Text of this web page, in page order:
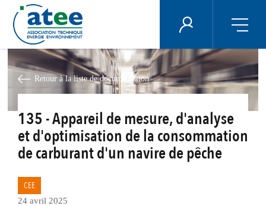
au
contenu
principal
ÉNERGIE PLUS
Retour à la liste de documentation
135 - Appareil de mesure, d'analyse
et d'optimisation de la consommation
de carburant d'un navire de pêche
CEE
24 avril 2025
Panneau de gestion des cookies